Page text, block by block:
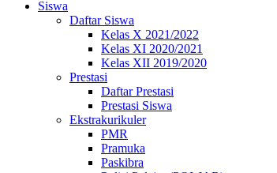
Siswa
Daftar Siswa
Kelas X 2021/2022
Kelas XI 2020/2021
Kelas XII 2019/2020
Prestasi
Daftar Prestasi
Prestasi Siswa
Ekstrakurikuler
PMR
Pramuka
Paskibra